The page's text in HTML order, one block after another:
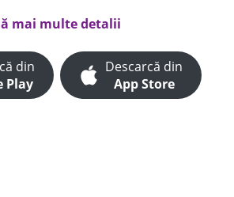
mai multe detalii
din
Play
Descarcă din
App Store